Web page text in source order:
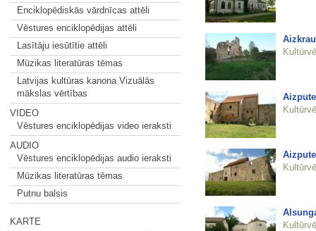
Enciklopēdiskās vārdnīcas attēli
Vēstures enciklopēdijas attēli
Lasītāju iesūtītie attēli
Mūzikas literatūras tēmas
Latvijas kultūras kanona Vizuālās
mākslas vērtības
VIDEO
Vēstures enciklopēdijas video ieraksti
AUDIO
Vēstures enciklopēdijas audio ieraksti
Mūzikas literatūras tēmas
Putnu balsis
KARTE